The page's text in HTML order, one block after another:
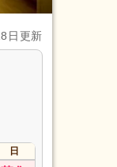
日更新
日